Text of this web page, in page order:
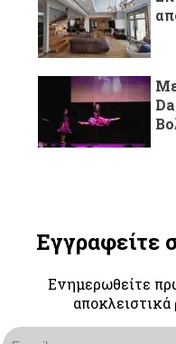
Εγγραφείτε
Ενημερωθείτε
αποκλειστικά